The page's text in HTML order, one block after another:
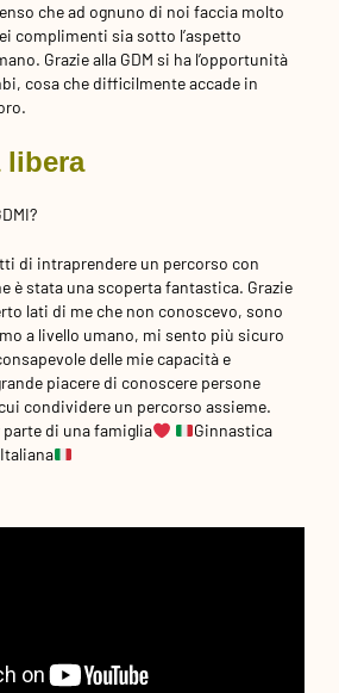
che ad ognuno di noi faccia molto
complimenti sia sotto l’aspetto
Grazie alla GDM si ha l’opportunità
cosa che difficilmente accade in
libera
di intraprendere un percorso con
è stata una scoperta fantastica. Grazie
lati di me che non conoscevo, sono
a livello umano, mi sento più sicuro
delle mie capacità e
piacere di conoscere persone
condividere un percorso assieme.
parte di una famiglia
Ginnastica